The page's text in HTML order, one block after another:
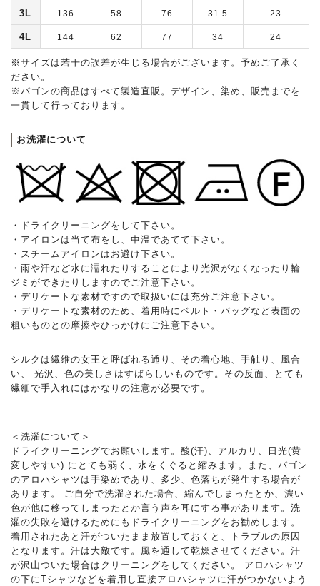
3L 136 58 76 31.5 23
4L 144 62 77 34 24
※サイズは若干の誤差が生じる場合がございます。予めご了承く
ださい。
※パゴンの商品はすべて製造直販。デザイン、染め、販売までを
一貫して行っております。
お洗濯について
・ドライクリーニングをして下さい。
・アイロンは当て布をし、中温であてて下さい。
・スチームアイロンはお避け下さい。
・雨や汗など水に濡れたりすることにより光沢がなくなったり輪
ジミができたりしますのでご注意下さい。
・デリケートな素材ですので取扱いには充分ご注意下さい。
・デリケートな素材のため、着用時にベルト・バッグなど表面の
粗いものとの摩擦やひっかけにご注意下さい。
シルクは繊維の女王と呼ばれる通り、その着心地、手触り、風合
い、 光沢、色の美しさはすばらしいものです。その反面、とても
繊細で手入れにはかなりの注意が必要です。
＜洗濯について＞
ドライクリーニングでお願いします。酸(汗)、アルカリ、日光(黄
変しやすい) にとても弱く、水をくぐると縮みます。また、パゴン
のアロハシャツは手染めであり、多少、色落ちが発生する場合が
あります。 ご自分で洗濯された場合、縮んでしまったとか、濃い
色が他に移ってしまったとか言う声を耳にする事があります。洗
濯の失敗を避けるためにもドライクリーニングをお勧めします。
着用されたあと汗がついたまま放置しておくと、トラブルの原因
となります。汗は大敵です。風を通して乾燥させてください。汗
が沢山ついた場合はクリーニングをしてください。 アロハシャツ
の下にTシャツなどを着用し直接アロハシャツに汗がつかないよう